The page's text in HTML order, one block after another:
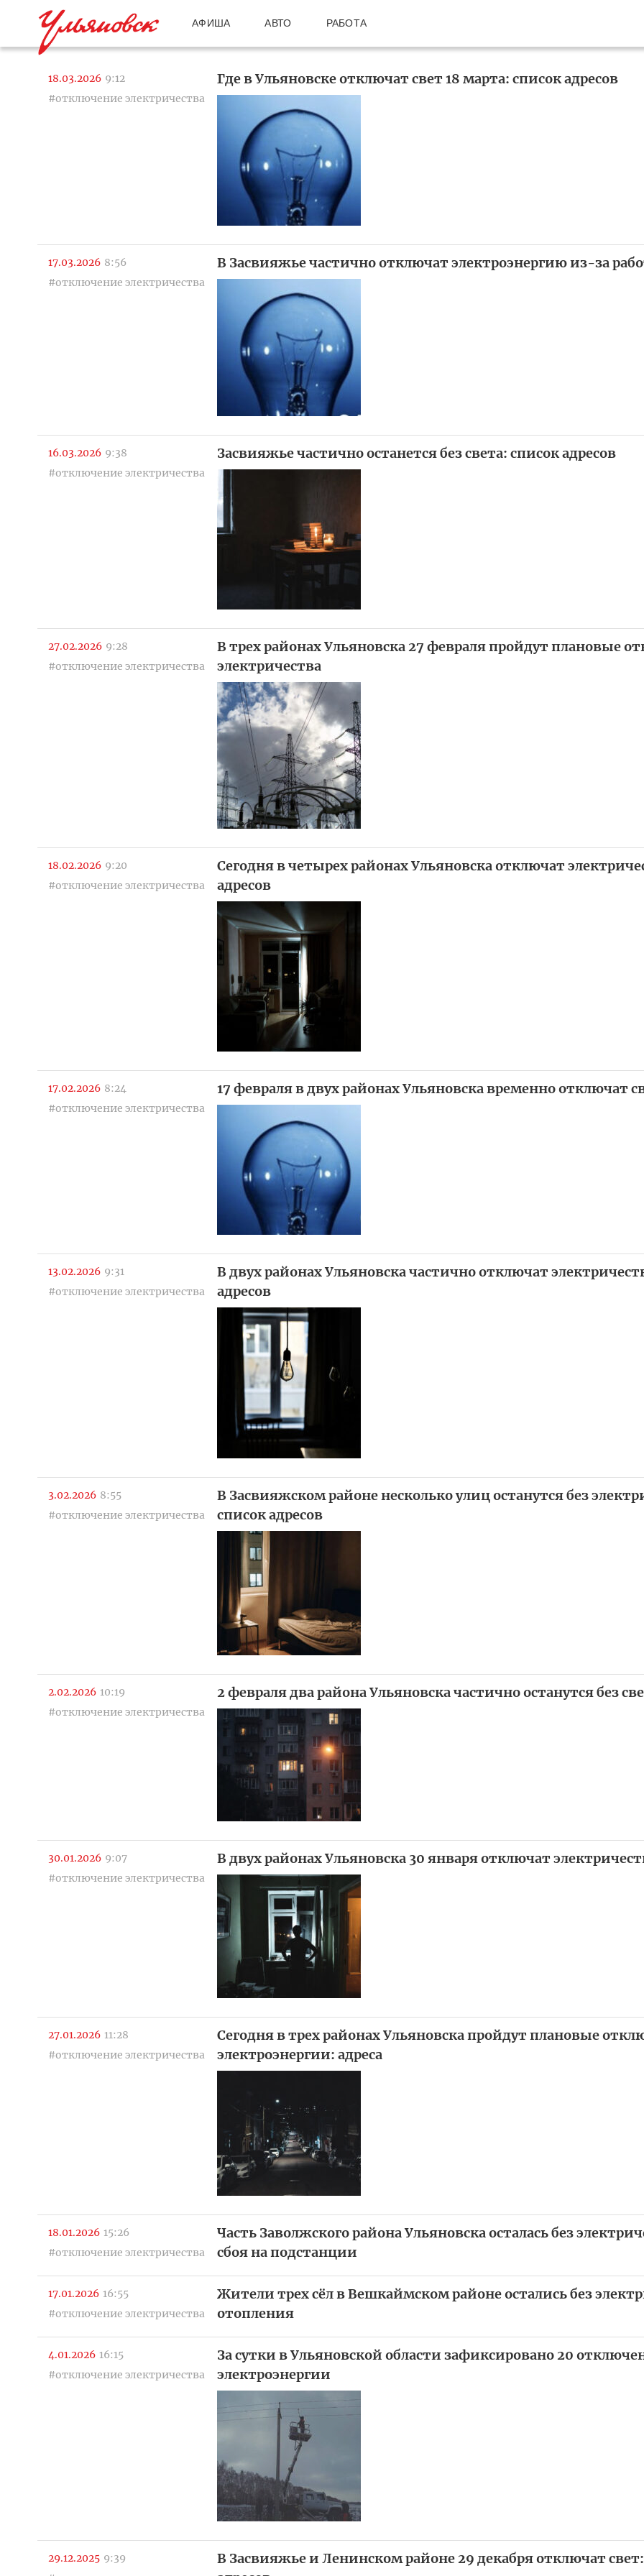
АФИША АВТО РАБОТА
18.03.2026 9:12
#отключение электричества
Где в Ульяновске отключат свет 18 марта: список адресов
17.03.2026 8:56
#отключение электричества
В Засвияжье частично отключат электроэнергию из-за
16.03.2026 9:38
#отключение электричества
Засвияжье частично останется без света: список адресов
27.02.2026 9:28
#отключение электричества
В трех районах Ульяновска 27 февраля пройдут плановые
электричества
18.02.2026 9:20
#отключение электричества
Сегодня в четырех районах Ульяновска отключат
адресов
17.02.2026 8:24
#отключение электричества
17 февраля в двух районах Ульяновска временно отключат
13.02.2026 9:31
#отключение электричества
В двух районах Ульяновска частично отключат
адресов
3.02.2026 8:55
#отключение электричества
В Засвияжском районе несколько улиц останутся без
список адресов
2.02.2026 10:19
#отключение электричества
2 февраля два района Ульяновска частично останутся без
30.01.2026 9:07
#отключение электричества
В двух районах Ульяновска 30 января отключат
27.01.2026 11:28
#отключение электричества
Сегодня в трех районах Ульяновска пройдут плановые
электроэнергии: адреса
18.01.2026 15:26
#отключение электричества
Часть Заволжского района Ульяновска осталась без
сбоя на подстанции
17.01.2026 16:55
#отключение электричества
Жители трех сёл в Вешкаймском районе остались без
отопления
4.01.2026 16:15
#отключение электричества
За сутки в Ульяновской области зафиксировано 20
электроэнергии
29.12.2025 9:39
В Засвияжье и Ленинском районе 29 декабря отключат